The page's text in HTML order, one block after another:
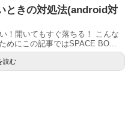
ときの対処法(android対
！開いてもすぐ落ちる！ こんな
めにこの記事ではSPACE BO...
読む